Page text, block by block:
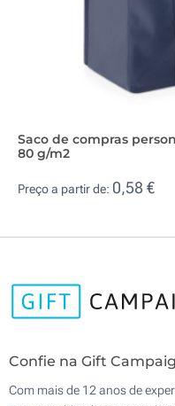
Saco de compras
80 g/m2
Preço a partir de: 0,58 €
Confie na Gift
Com mais de 12 anos de